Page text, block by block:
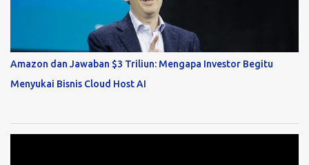
Amazon dan Jawaban $3 Triliun: Mengapa Investor Begitu
Menyukai Bisnis Cloud Host AI